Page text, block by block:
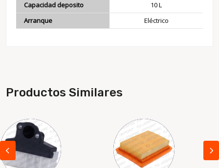
Capacidad deposito
10 L
Arranque
Eléctrico
Productos Similares